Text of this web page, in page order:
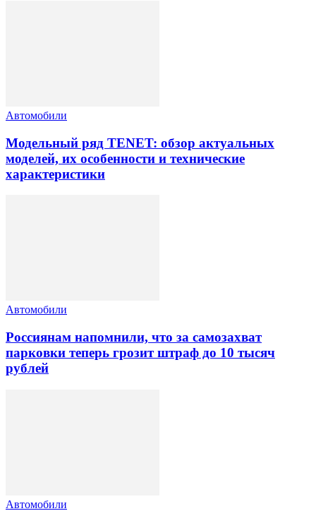
Автомобили
Модельный ряд TENET: обзор актуальных
моделей, их особенности и технические
характеристики
Автомобили
Россиянам напомнили, что за самозахват
парковки теперь грозит штраф до 10 тысяч
рублей
Автомобили